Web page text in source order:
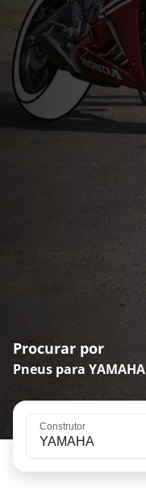
Procurar por
Pneus para YAMAHA
Construtor
YAMAHA